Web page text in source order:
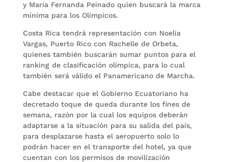
y María Fernanda Peinado quien buscará la marca
mínima para los Olímpicos.
Costa Rica tendrá representación con Noelia
Vargas, Puerto Rico con Rachelle de Orbeta,
quienes también buscarán sumar puntos para el
ranking de clasificación olímpica, para lo cual
también será válido el Panamericano de Marcha.
Cabe destacar que el Gobierno Ecuatoriano ha
decretado toque de queda durante los fines de
semana, razón por la cual los equipos deberán
adaptarse a la situación para su salida del país,
para desplazarse hasta el aeropuerto solo lo
podrán hacer en el transporte del hotel, ya que
cuentan con los permisos de movilización